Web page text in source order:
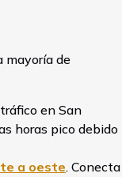
mayoría de
en San
horas pico debido
a oeste. Conecta